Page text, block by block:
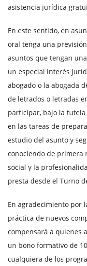
asistencia jurídica
En este sentido, en
oral tenga una
asuntos que tengan
un especial interés
abogado o la abogada
de letrados o letradas
participar, bajo la
en las tareas de
estudio del asunto y
conociendo de primera
social y la
presta desde el Turno
En agradecimiento por
práctica de nuevos
compensará a quienes
un bono formativo de
cualquiera de los